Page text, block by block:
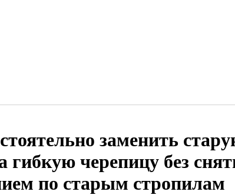
заменить
черепицу без
по старым стропилам